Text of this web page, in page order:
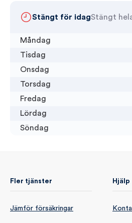
Stängt för idagStängt
Måndag
Tisdag
Onsdag
Torsdag
Fredag
Lördag
Söndag
Fler tjänster
Jämför försäkringar
Hjälp